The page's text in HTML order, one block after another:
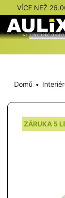
VÍCE NEŽ
Domů
ZÁRUKA 5